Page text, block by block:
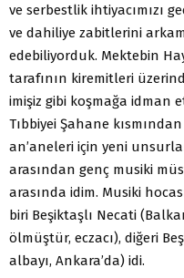
ve serbestlik ihtiyacımızı
ve dahiliye zabitlerini
edebiliyorduk. Mektebin
tarafının kiremitleri
imişiz gibi koşmağa idman
Tıbbiyei Şahane
an’aneleri için yeni
arasından genç musiki
arasında idim. Musiki
biri Beşiktaşlı Necati
ölmüştür, eczacı), diğeri
albayı, Ankara’da) idi.